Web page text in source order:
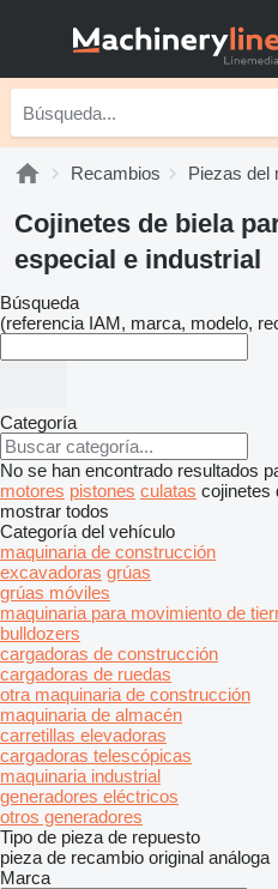
Recambios Piezas del
Cojinetes de biela
especial e industrial
Búsqueda
(referencia IAM, marca, modelo,
Categoría
No se han encontrado resultados
motores pistones culatas cojinetes
mostrar todos
Categoría del vehículo
maquinaria de construcción
excavadoras grúas
grúas móviles
maquinaria para movimiento de
bulldozers
cargadoras de construcción
cargadoras de ruedas
otra maquinaria de construcción
maquinaria de almacén
carretillas elevadoras
cargadoras telescópicas
maquinaria industrial
generadores eléctricos
otros generadores
Tipo de pieza de repuesto
pieza de recambio original análoga
Marca